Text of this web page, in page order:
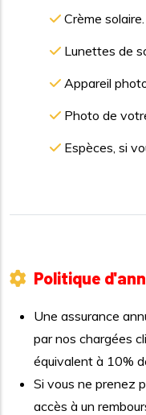
Crème solaire.
Lunettes de
Appareil
Photo de
Espèces, si
Politique
Une assurance
par nos chargées
équivalent à 10%
Si vous ne prenez
accès à un